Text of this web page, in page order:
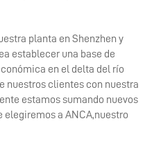
planta en Shenzhen y
establecer una base de
en el delta del río
nuestros clientes con nuestra
estamos sumando nuevos
elegiremos a ANCA,nuestro